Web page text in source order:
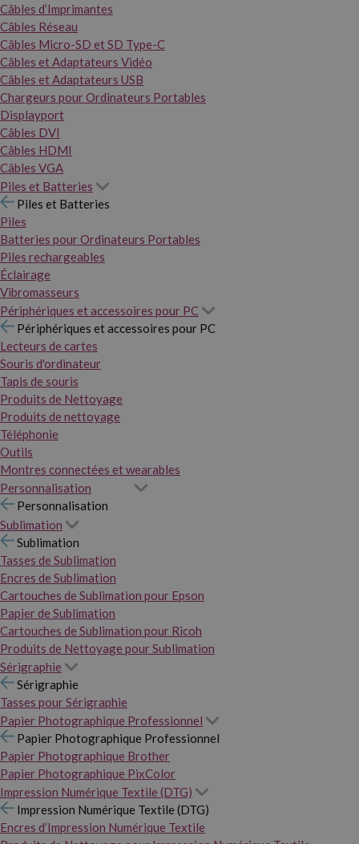
Câbles d’Imprimantes
Câbles Réseau
Câbles Micro-SD et SD Type-C
Câbles et Adaptateurs Vidéo
Câbles et Adaptateurs USB
Chargeurs pour Ordinateurs Portables
Displayport
Câbles DVI
Câbles HDMI
Câbles VGA
Piles et Batteries
Piles et Batteries
Piles
Batteries pour Ordinateurs Portables
Piles rechargeables
Éclairage
Vibromasseurs
Périphériques et accessoires pour PC
Périphériques et accessoires pour PC
Lecteurs de cartes
Souris d'ordinateur
Tapis de souris
Produits de Nettoyage
Produits de nettoyage
Téléphonie
Outils
Montres connectées et wearables
Personnalisation
Personnalisation
Sublimation
Sublimation
Tasses de Sublimation
Encres de Sublimation
Cartouches de Sublimation pour Epson
Papier de Sublimation
Cartouches de Sublimation pour Ricoh
Produits de Nettoyage pour Sublimation
Sérigraphie
Sérigraphie
Tasses pour Sérigraphie
Papier Photographique Professionnel
Papier Photographique Professionnel
Papier Photographique Brother
Papier Photographique PixColor
Impression Numérique Textile (DTG)
Impression Numérique Textile (DTG)
Encres d’Impression Numérique Textile